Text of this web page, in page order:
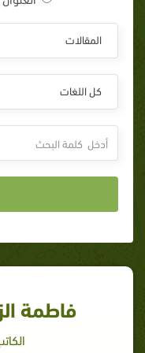
المقالات
كل اللغات
فاطمة